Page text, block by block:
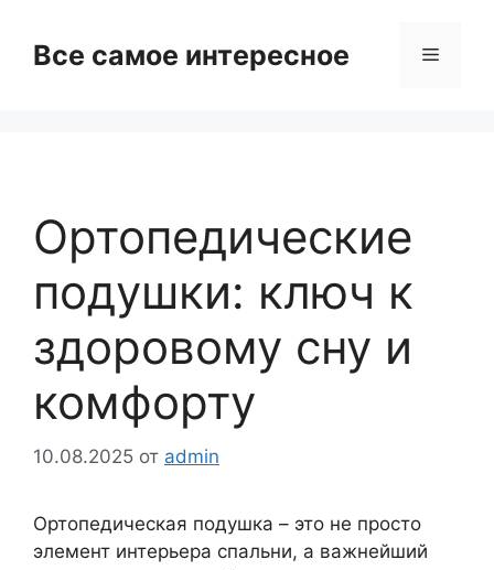
содержимому
Все самое интересное Меню
Ортопедические
подушки: ключ к
здоровому сну и
комфорту
10.08.2025 от admin
Ортопедическая подушка – это не просто
элемент интерьера спальни, а важнейший